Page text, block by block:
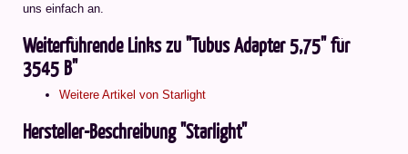
uns einfach an.
Weiterführende Links zu "Tubus Adapter 5,75" für
3545 B"
Weitere Artikel von Starlight
Hersteller-Beschreibung "Starlight"